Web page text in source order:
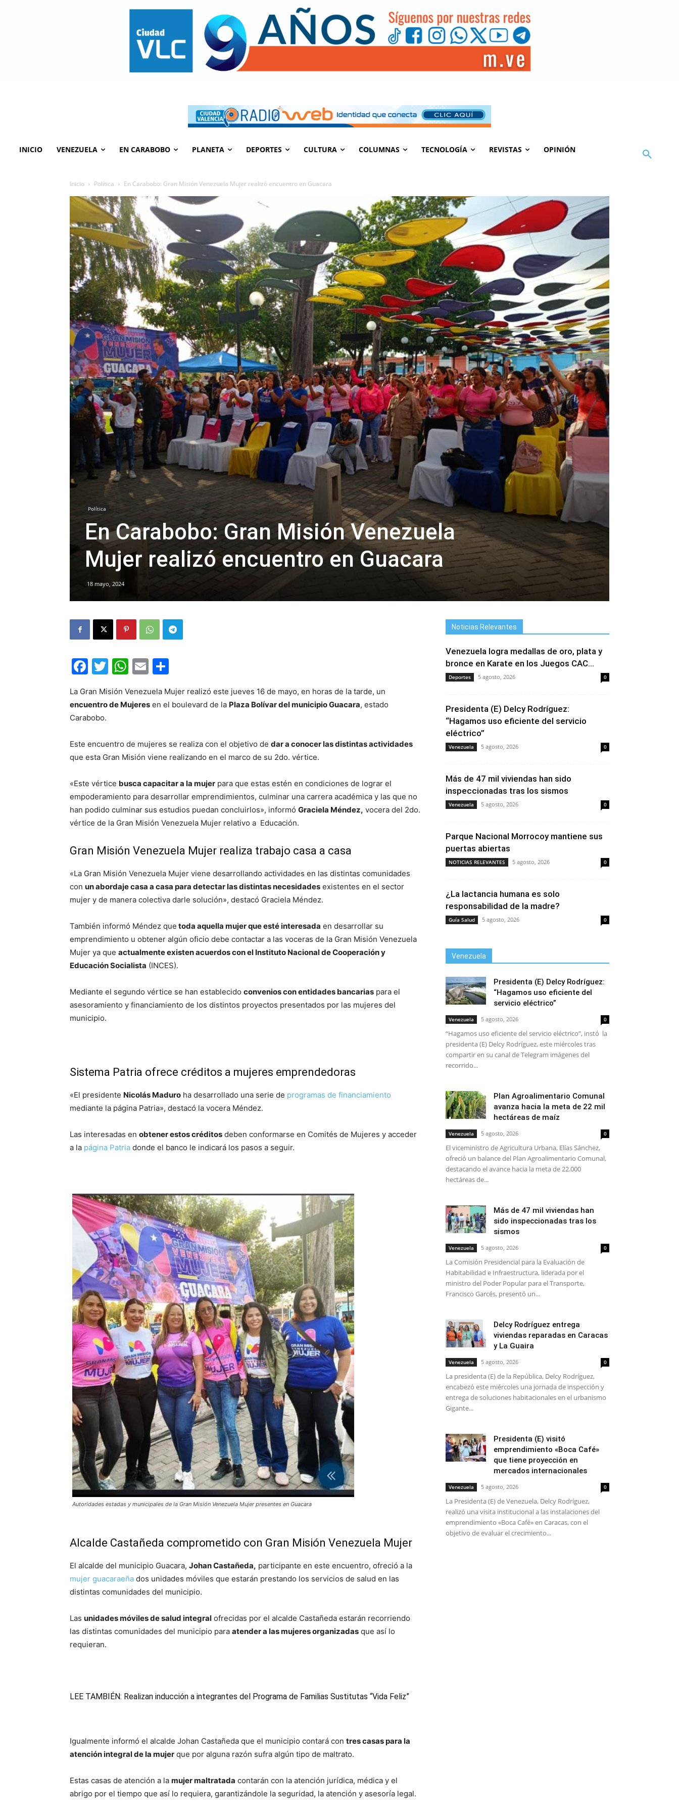
INICIO VENEZUELA EN CARABOBO PLANETA DEPORTES CULTURA COLUMNAS TECNOLOGÍA REVISTAS OPINIÓN
Inicio Política En Carabobo: Gran Misión Venezuela Mujer realizó encuentro en Guacara
Política
En Carabobo: Gran Misión Venezuela
Mujer realizó encuentro en Guacara
18 mayo, 2024
Facebook
Twitter
WhatsApp
Email
La Gran Misión Venezuela Mujer realizó este jueves 16 de mayo, en horas de la tarde, un
encuentro de Mujeres en el boulevard de la Plaza Bolívar del municipio Guacara, estado
Carabobo.
Este encuentro de mujeres se realiza con el objetivo de dar a conocer las distintas actividades
que esta Gran Misión viene realizando en el marco de su 2do. vértice.
«Este vértice busca capacitar a la mujer para que estas estén en condiciones de lograr el
empoderamiento para desarrollar emprendimientos, culminar una carrera académica y las que no
han podido culminar sus estudios puedan concluirlos», informó Graciela Méndez, vocera del 2do.
vértice de la Gran Misión Venezuela Mujer relativo a Educación.
Gran Misión Venezuela Mujer realiza trabajo casa a casa
«La Gran Misión Venezuela Mujer viene desarrollando actividades en las distintas comunidades
con un abordaje casa a casa para detectar las distintas necesidades existentes en el sector
mujer y de manera colectiva darle solución», destacó Graciela Méndez.
También informó Méndez que toda aquella mujer que esté interesada en desarrollar su
emprendimiento u obtener algún oficio debe contactar a las voceras de la Gran Misión Venezuela
Mujer ya que actualmente existen acuerdos con el Instituto Nacional de Cooperación y
Educación Socialista (INCES).
Mediante el segundo vértice se han establecido convenios con entidades bancarias para el
asesoramiento y financiamiento de los distintos proyectos presentados por las mujeres del
municipio.
Sistema Patria ofrece créditos a mujeres emprendedoras
«El presidente Nicolás Maduro ha desarrollado una serie de programas de financiamiento
mediante la página Patria», destacó la vocera Méndez.
Las interesadas en obtener estos créditos deben conformarse en Comités de Mujeres y acceder
a la página Patria donde el banco le indicará los pasos a seguir.
Autoridades estadas y municipales de la Gran Misión Venezuela Mujer presentes en Guacara
Alcalde Castañeda comprometido con Gran Misión Venezuela Mujer
El alcalde del municipio Guacara, Johan Castañeda, participante en este encuentro, ofreció a la
mujer guacaraeña dos unidades móviles que estarán prestando los servicios de salud en las
distintas comunidades del municipio.
Las unidades móviles de salud integral ofrecidas por el alcalde Castañeda estarán recorriendo
las distintas comunidades del municipio para atender a las mujeres organizadas que así lo
requieran.
LEE TAMBIÉN: Realizan inducción a integrantes del Programa de Familias Sustitutas “Vida Feliz”
Igualmente informó el alcalde Johan Castañeda que el municipio contará con tres casas para la
atención integral de la mujer que por alguna razón sufra algún tipo de maltrato.
Estas casas de atención a la mujer maltratada contarán con la atención jurídica, médica y el
abrigo por el tiempo que así lo requiera, garantizándole la seguridad, la atención y asesoría legal.
Noticias Relevantes
Venezuela logra medallas de oro, plata y
bronce en Karate en los Juegos CAC...
Deportes 5 agosto, 2026 0
Presidenta (E) Delcy Rodríguez:
“Hagamos uso eficiente del servicio
eléctrico”
Venezuela 5 agosto, 2026 0
Más de 47 mil viviendas han sido
inspeccionadas tras los sismos
Venezuela 5 agosto, 2026 0
Parque Nacional Morrocoy mantiene sus
puertas abiertas
NOTICIAS RELEVANTES 5 agosto, 2026 0
¿La lactancia humana es solo
responsabilidad de la madre?
Guía Salud 5 agosto, 2026 0
Venezuela
Presidenta (E) Delcy Rodríguez:
“Hagamos uso eficiente del
servicio eléctrico”
Venezuela 5 agosto, 2026 0
“Hagamos uso eficiente del servicio eléctrico”, instó la
presidenta (E) Delcy Rodríguez, este miércoles tras
compartir en su canal de Telegram imágenes del
recorrido...
Plan Agroalimentario Comunal
avanza hacia la meta de 22 mil
hectáreas de maíz
Venezuela 5 agosto, 2026 0
El viceministro de Agricultura Urbana, Elías Sánchez,
ofreció un balance del Plan Agroalimentario Comunal,
destacando el avance hacia la meta de 22.000
hectáreas de...
Más de 47 mil viviendas han
sido inspeccionadas tras los
sismos
Venezuela 5 agosto, 2026 0
La Comisión Presidencial para la Evaluación de
Habitabilidad e Infraestructura, liderada por el
ministro del Poder Popular para el Transporte,
Francisco Garcés, presentó un...
Delcy Rodríguez entrega
viviendas reparadas en Caracas
y La Guaira
Venezuela 5 agosto, 2026 0
La presidenta (E) de la República, Delcy Rodríguez,
encabezó este miércoles una jornada de inspección y
entrega de soluciones habitacionales en el urbanismo
Gigante...
Presidenta (E) visitó
emprendimiento «Boca Café»
que tiene proyección en
mercados internacionales
Venezuela 5 agosto, 2026 0
La Presidenta (E) de Venezuela, Delcy Rodríguez,
realizó una visita institucional a las instalaciones del
emprendimiento «Boca Café» en Caracas, con el
objetivo de evaluar el crecimiento...